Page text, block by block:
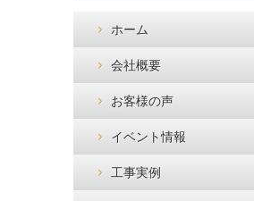
ホーム
会社概要
お客様の声
イベント情報
工事実例